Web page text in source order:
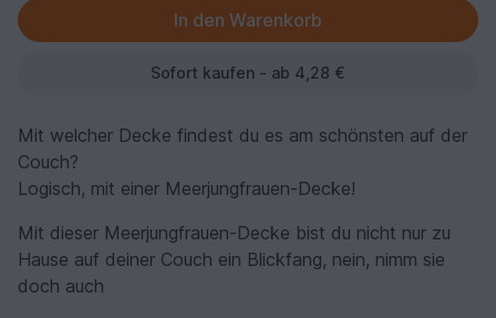
Sofort kaufen - ab 4,28 €
Mit welcher Decke findest du es am schönsten auf der
Couch?
Logisch, mit einer Meerjungfrauen-Decke!
Mit dieser Meerjungfrauen-Decke bist du nicht nur zu
Hause auf deiner Couch ein Blickfang, nein, nimm sie
doch auch